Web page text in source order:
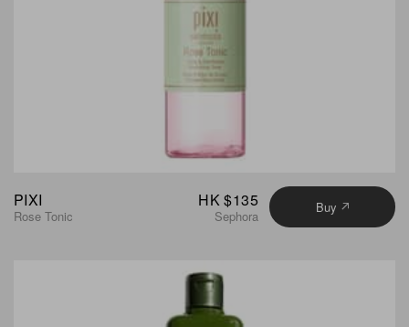
PIXI
Rose Tonic
HK $135
Sephora Buy